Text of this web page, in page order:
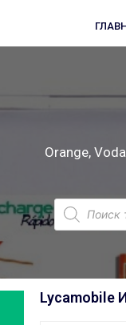
Orange,
Lycamobile